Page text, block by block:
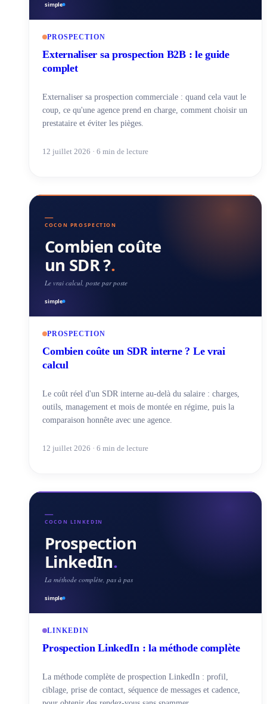
PROSPECTION
Externaliser sa prospection B2B : le guide
complet
Externaliser sa prospection commerciale : quand cela vaut le
coup, ce qu'une agence prend en charge, comment choisir un
prestataire et éviter les pièges.
12 juillet 2026 · 6 min de lecture
PROSPECTION
Combien coûte un SDR interne ? Le vrai
calcul
Le coût réel d'un SDR interne au-delà du salaire : charges,
outils, management et mois de montée en régime, puis la
comparaison honnête avec une agence.
12 juillet 2026 · 6 min de lecture
LINKEDIN
Prospection LinkedIn : la méthode complète
La méthode complète de prospection LinkedIn : profil,
ciblage, prise de contact, séquence de messages et cadence,